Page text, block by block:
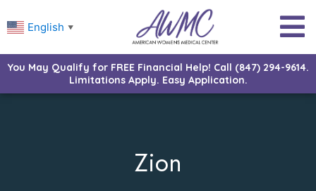
English ▼
You May Qualify for FREE Financial Help! Call (847) 294-9614.
Limitations Apply. Easy Application.
Zion